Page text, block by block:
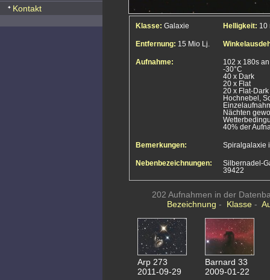
Kontakt
Klasse: Galaxie Helligkeit: 10
Entfernung: 15 Mio Lj.
Aufnahme:
102 x 180s
-30°C
40 x Dark
20 x Flat
20 x Flat-Dark
Hochnebel,
Nächten
40% der
Bemerkungen: Spiralgalaxie
Nebenbezeichnungen:
Silbernadel-
39422
202 Aufnahmen in der
Bezeichnung - Klasse -
Arp 273
2011-09-29
Barnard 33
2009-01-22